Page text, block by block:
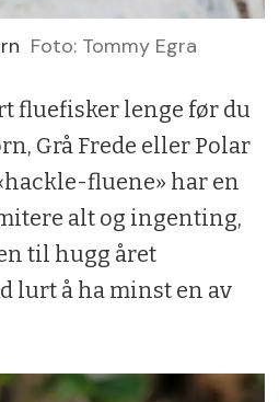
Foto: Tommy Egra
fluefisker lenge før du
Grå Frede eller Polar
fluene» har en
alt og ingenting,
til hugg året
lurt å ha minst en av